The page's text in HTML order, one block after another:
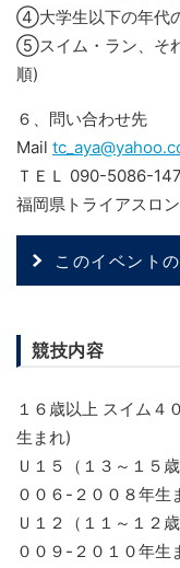
④大学生以下の年代
⑤スイム・ラン、そ
順)
６、問い合わせ先
Mail
ＴＥＬ 090-5086-
福岡県トライアスロ
このイベント
競技内容
１６歳以上 スイム４
生まれ)
Ｕ１５（１３～１５
００６-２００８年生
Ｕ１２（１１～１２
００９-２０１０年生